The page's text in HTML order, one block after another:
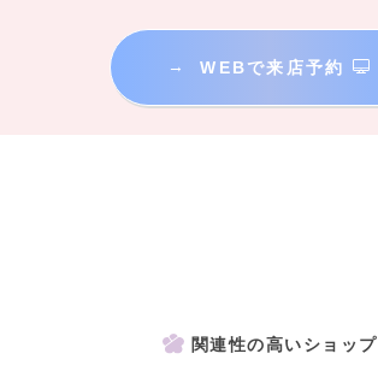
→ WEBで来店予約
関連性の高いショップ